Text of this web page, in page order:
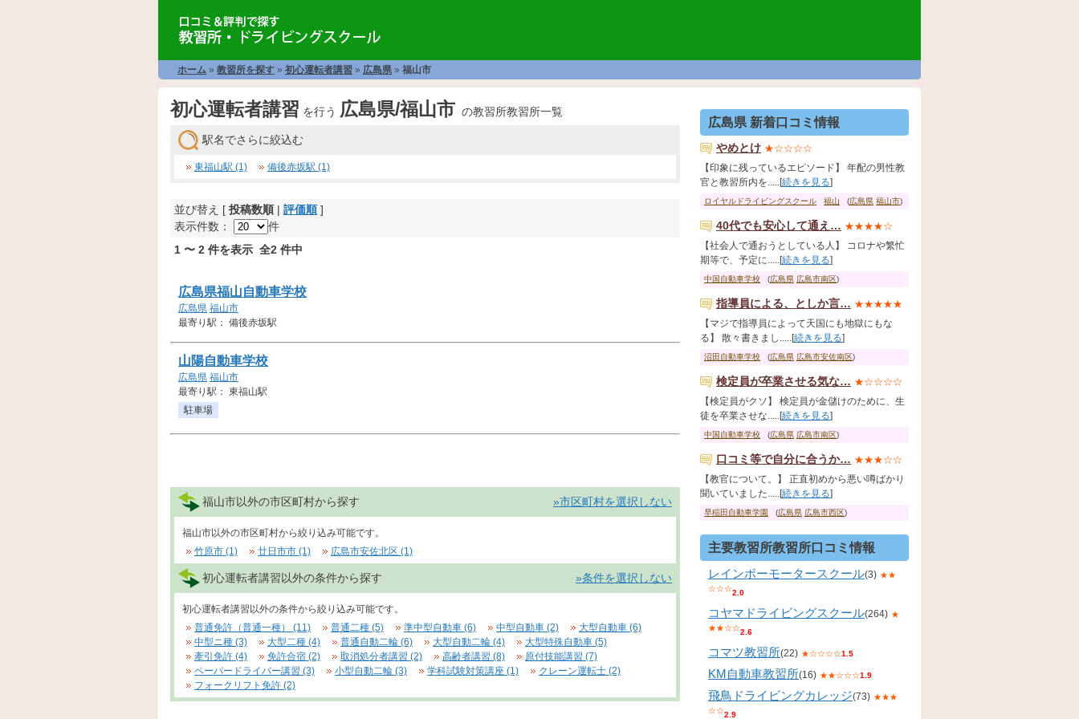
ホーム » 教習所を探す » 初心運転者講習 » 広島県 » 福山市
初心運転者講習 を行う 広島県/福山市 の教習所教習所一覧
駅名でさらに絞込む
東福山駅 (1) 備後赤坂駅 (1)
並び替え [ 投稿数順| 評価順]
表示件数：
件
1 〜 2 件を表示 全2 件中
広島県福山自動車学校
広島県 福山市
最寄り駅： 備後赤坂駅
山陽自動車学校
広島県 福山市
最寄り駅： 東福山駅
駐車場
福山市以外の市区町村から探す »市区町村を選択しない
福山市以外の市区町村から絞り込み可能です。
竹原市 (1)
廿日市市 (1) 広島市安佐北区 (1)
初心運転者講習以外の条件から探す »条件を選択しない
初心運転者講習以外の条件から絞り込み可能です。
普通免許（普通一種） (11)
普通二種 (5) 準中型自動車 (6) 中型自動車 (2)
大型自動車 (6)
中型ニ種 (3)
大型二種 (4) 普通自動二輪 (6) 大型自動二輪 (4)
大型特殊自動車 (5)
牽引免許 (4)
免許合宿 (2) 取消処分者講習 (2) 高齢者講習 (8)
原付技能講習 (7)
ペーパードライバー講習 (3)
小型自動二輪 (3) 学科試験対策講座 (1)
クレーン運転士 (2)
フォークリフト免許 (2)
広島県 新着口コミ情報
やめとけ ★☆☆☆☆
【印象に残っているエピソード】 年配の男性教
官と教習所内を.....[続きを見る]
ロイヤルドライビングスクール 福山 (広島県 福山市)
40代でも安心して通え… ★★★★☆
【社会人で通おうとしている人】 コロナや繁忙
期等で、予定に.....[続きを見る]
中国自動車学校 (広島県 広島市南区)
指導員による、としか言… ★★★★★
【マジで指導員によって天国にも地獄にもな
る】 散々書きまし.....[続きを見る]
沼田自動車学校 (広島県 広島市安佐南区)
検定員が卒業させる気な… ★☆☆☆☆
【検定員がクソ】 検定員が金儲けのために、生
徒を卒業させな.....[続きを見る]
中国自動車学校 (広島県 広島市南区)
口コミ等で自分に合うか… ★★★☆☆
【教官について。】 正直初めから悪い噂ばかり
聞いていました.....[続きを見る]
早稲田自動車学園 (広島県 広島市西区)
主要教習所教習所口コミ情報
レインボーモータースクール(3) ★★
☆☆☆2.0
コヤマドライビングスクール(264) ★
★★☆☆2.6
コマツ教習所(22) ★☆☆☆☆1.5
KM自動車教習所(16) ★★☆☆☆1.9
飛鳥ドライビングカレッジ(73) ★★★
☆☆2.9